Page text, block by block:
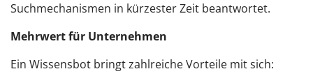
Suchmechanismen in kürzester Zeit beantwortet.
Mehrwert für Unternehmen
Ein Wissensbot bringt zahlreiche Vorteile mit sich: